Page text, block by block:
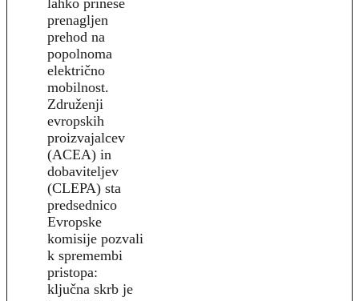
lahko prinese
prenagljen
prehod na
popolnoma
električno
mobilnost.
Združenji
evropskih
proizvajalcev
(ACEA) in
dobaviteljev
(CLEPA) sta
predsednico
Evropske
komisije pozvali
k spremembi
pristopa:
ključna skrb je